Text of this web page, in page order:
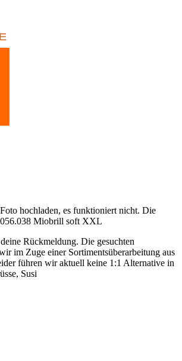
hochladen, es funktioniert nicht. Die
Miobrill soft XXL
Rückmeldung. Die gesuchten
im Zuge einer Sortimentsüberarbeitung aus
führen wir aktuell keine 1:1 Alternative in
Susi